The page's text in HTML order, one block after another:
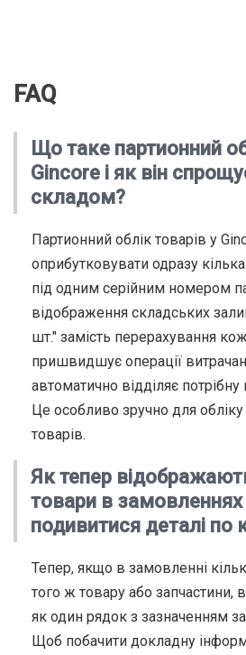
FAQ
Що таке партионний
Gincore і як він
складом?
Партионний облік товарів у
оприбутковувати одразу
під одним серійним номером
відображення складських
шт." замість перерахування
пришвидшує операції
автоматично відділяє потрібну
Це особливо зручно для
товарів.
Як тепер
товари в замовленнях
подивитися деталі по
Тепер, якщо в замовленні
того ж товару або запчастини,
як один рядок з зазначенням
Щоб побачити докладну